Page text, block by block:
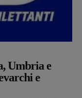
Umbria e
e